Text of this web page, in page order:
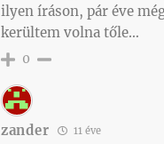
ilyen íráson, pár éve
kerültem volna tőle…
0
zander 11 éve